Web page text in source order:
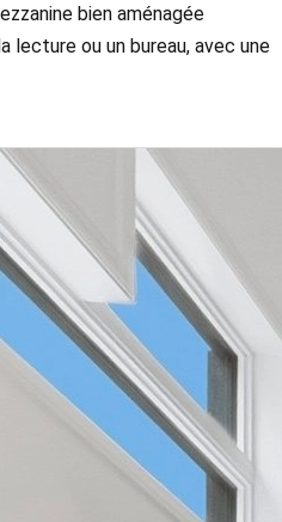
bien aménagée
lecture ou un bureau, avec une